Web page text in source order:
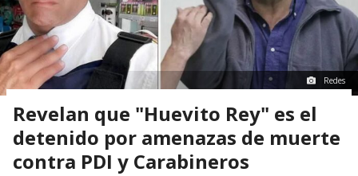
Redes
Revelan que "Huevito Rey" es el
detenido por amenazas de muerte
contra PDI y Carabineros